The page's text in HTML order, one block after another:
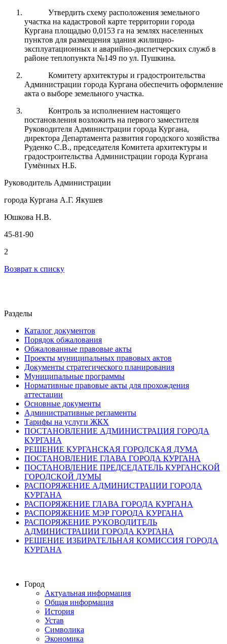
Утвердить схему расположения земельного
участка на кадастровой карте территории города
Кургана площадью 0,0153 га на землях населенных
пунктов для размещения здания жилищно-
эксплуатационных и аварийно-диспетчерских служб в
районе теплопункта №149 по ул. Пушкина.
Комитету архитектуры и градостроительства
Администрации города Кургана обеспечить оформление
акта о выборе земельного участка.
Контроль за исполнением настоящего
постановления возложить на первого заместителя
Руководителя Администрации города Кургана,
директора Департамента развития городского хозяйства
Руденко С.В., председателя Комитета архитектуры и
градостроительства Администрации города Кургана
Гумённых Н.Б.
Руководитель Администрации
города Кургана А.Г. Якушев
Юшкова Н.В.
45-81-90
2
Возврат к списку
Разделы
Каталог документов
Порядок обжалования
Обжалованные правовые акты
Проекты муниципальных правовых актов
Документы стратегического планирования
Муниципальные программы
Нормативные правовые акты для прохождения
аттестации
Основные документы
Административные регламенты
Тарифы на услуги ЖКХ
ПОСТАНОВЛЕНИЕ АДМИНИСТРАЦИЯ ГОРОДА
КУРГАНА
РЕШЕНИЕ КУРГАНСКАЯ ГОРОДСКАЯ ДУМА
ПОСТАНОВЛЕНИЕ ГЛАВА ГОРОДА КУРГАНА
ПОСТАНОВЛЕНИЕ ПРЕДСЕДАТЕЛЬ КУРГАНСКОЙ
ГОРОДСКОЙ ДУМЫ
РАСПОРЯЖЕНИЕ АДМИНИСТРАЦИИ ГОРОДА
КУРГАНА
РАСПОРЯЖЕНИЕ ГЛАВА ГОРОДА КУРГАНА
РАСПОРЯЖЕНИЕ МЭР ГОРОДА КУРГАНА
РАСПОРЯЖЕНИЕ РУКОВОДИТЕЛЬ
АДМИНИСТРАЦИИ ГОРОДА КУРГАНА
РЕШЕНИЕ ИЗБИРАТЕЛЬНАЯ КОМИССИЯ ГОРОДА
КУРГАНА
Город
Актуальная информация
Общая информация
История
Устав
Символика
Экономика